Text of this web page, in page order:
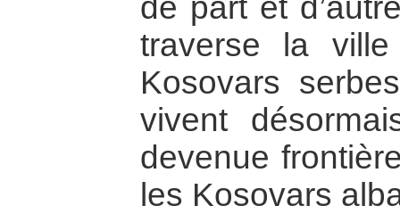
de part et
traverse la
Kosovars
vivent
devenue
les Kosovars